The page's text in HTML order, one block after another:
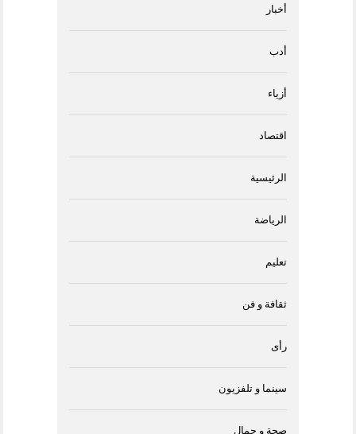
أخبار
أدب
أزياء
اقتصاد
الرئيسية
الرياضة
تعليم
ثقافة و فن
رأى
سينما و تلفزيون
صحة و جمال